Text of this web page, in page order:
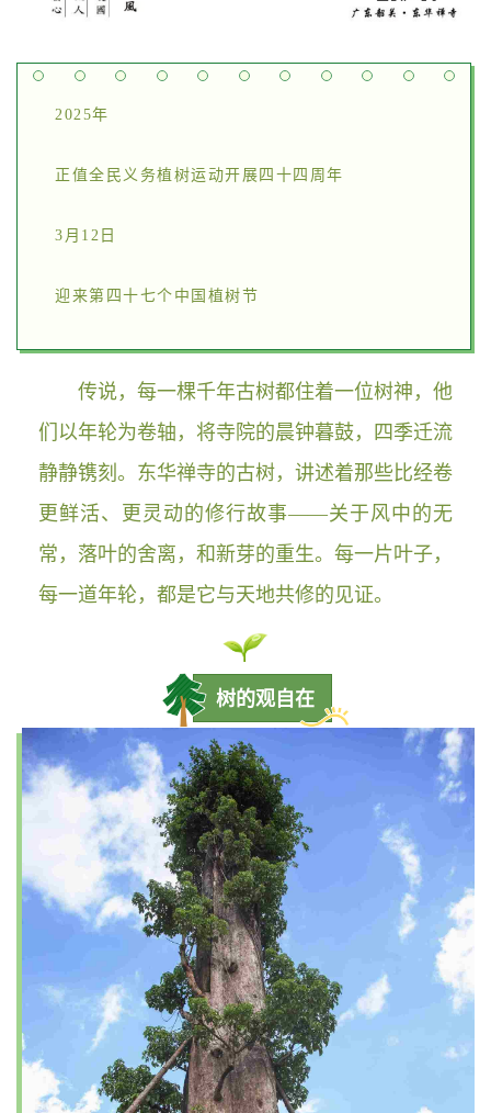
2025年
正值全民义务植树运动开展四十四周年
3月12日
迎来第四十七个中国植树节
传说，每一棵千年古树都住着一位树神，他
们以年轮为卷轴，将寺院的晨钟暮鼓，四季迁流
静静镌刻。东华禅寺的古树，讲述着那些比经卷
更鲜活、更灵动的修行故事——关于风中的无
常，落叶的舍离，和新芽的重生。每一片叶子，
每一道年轮，都是它与天地共修的见证。
树的观自在